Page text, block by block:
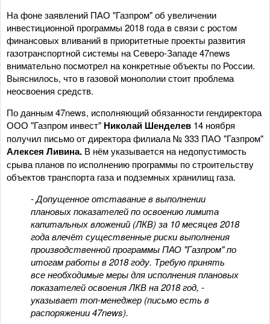
На фоне заявлений ПАО "Газпром" об увеличении
инвестиционной программы 2018 года в связи с ростом
финансовых вливаний в приоритетные проекты развития
газотранспортной системы на Северо-Западе 47news
внимательно посмотрел на конкретные объекты по России.
Выяснилось, что в газовой монополии стоит проблема
неосвоения средств.
По данным 47news, исполняющий обязанности гендиректора
ООО "Газпром инвест" Николай Шенделев 14 ноября
получил письмо от директора филиала № 333 ПАО "Газпром"
Алексея Ливина. В нём указывается на недопустимость
срыва планов по исполнению программы по строительству
объектов транспорта газа и подземных хранилищ газа.
- Допущенное отставание в выполнении
плановых показателей по освоению лимита
капитальных вложений (ЛКВ) за 10 месяцев 2018
года влечёт существенные риски выполнения
производственной программы ПАО "Газпром" по
итогам работы в 2018 году. Требую принять
все необходимые меры для исполнения плановых
показателей освоения ЛКВ на 2018 год, -
указывает топ-менеджер (письмо есть в
распоряжении 47news).